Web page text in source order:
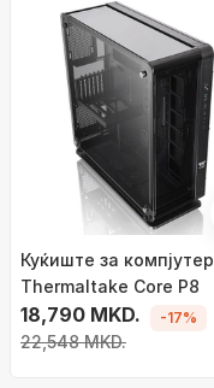
Куќиште за компјутер
Thermaltake Core P8
18,790 MKD.
22,548 MKD.
-17%